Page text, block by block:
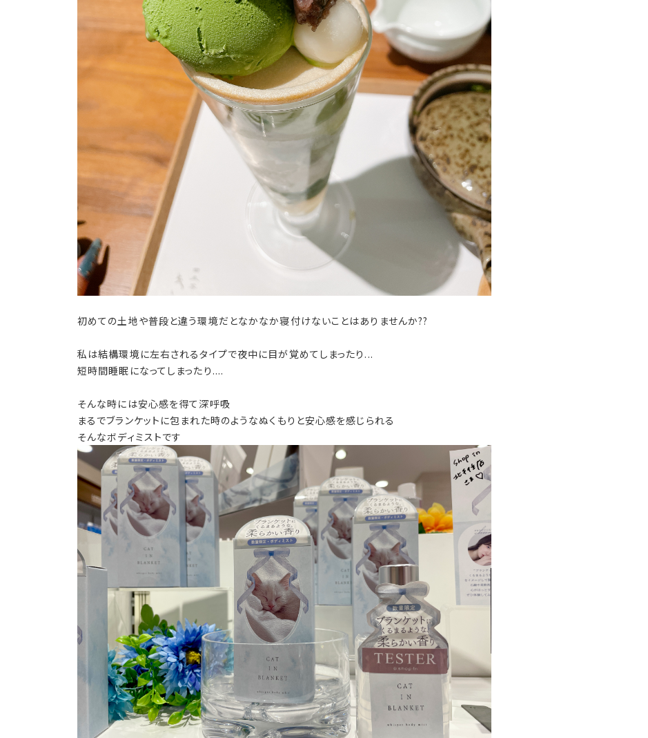
初めての土地や普段と違う環境だとなかなか寝付けないことはありませんか??
私は結構環境に左右されるタイプで夜中に目が覚めてしまったり...
短時間睡眠になってしまったり....
そんな時には安心感を得て深呼吸
まるでブランケットに包まれた時のようなぬくもりと安心感を感じられる
そんなボディミストです